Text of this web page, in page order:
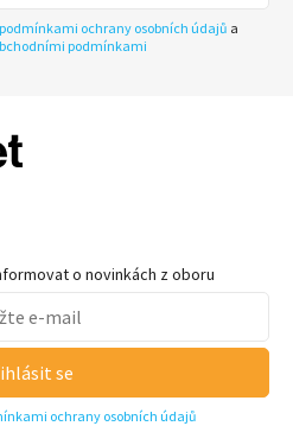
podmínkami ochrany osobních údajů a
podmínkami
o novinkách z oboru
se
ochrany osobních údajů